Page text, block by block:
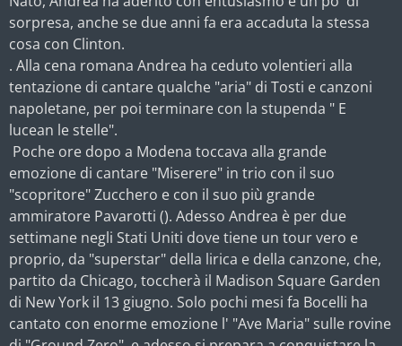
sorpresa, anche se due anni fa era accaduta la stessa
cosa con Clinton.
. Alla cena romana Andrea ha ceduto volentieri alla
tentazione di cantare qualche "aria" di Tosti e canzoni
napoletane, per poi terminare con la stupenda " E
lucean le stelle".
Poche ore dopo a Modena toccava alla grande
emozione di cantare "Miserere" in trio con il suo
"scopritore" Zucchero e con il suo più grande
ammiratore Pavarotti (). Adesso Andrea è per due
settimane negli Stati Uniti dove tiene un tour vero e
proprio, da "superstar" della lirica e della canzone, che,
partito da Chicago, toccherà il Madison Square Garden
di New York il 13 giugno. Solo pochi mesi fa Bocelli ha
cantato con enorme emozione l' "Ave Maria" sulle rovine